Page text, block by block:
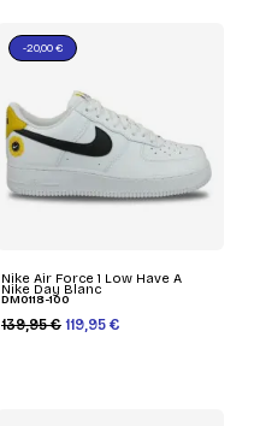
Nike Air Force 1 Low Have A
Nike Day Blanc
DM0118-100
139,95 € 119,95 €
-20,00 €